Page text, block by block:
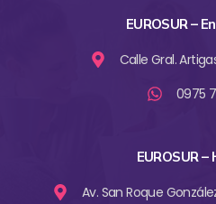
EUROSUR –
Calle Gral.
0975
EUROSUR –
Av. San Roque